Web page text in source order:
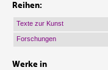
Reihen:
Texte zur Kunst
Forschungen
Werke in